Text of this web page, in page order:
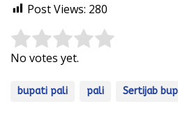
Post Views: 280
Rate this item:
No votes yet.
bupati pali pali Sertijab